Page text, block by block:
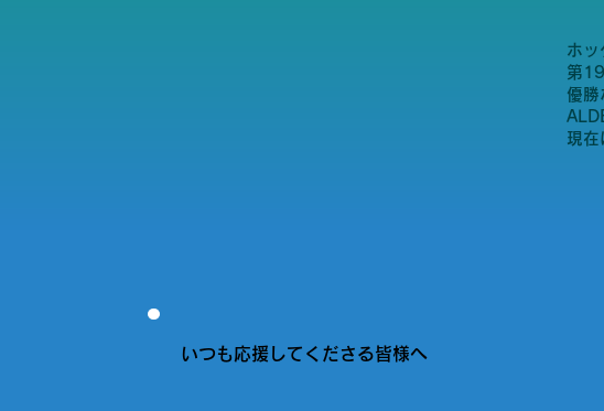
ホッ
第
優勝
現在
いつも応援してくださる皆様へ